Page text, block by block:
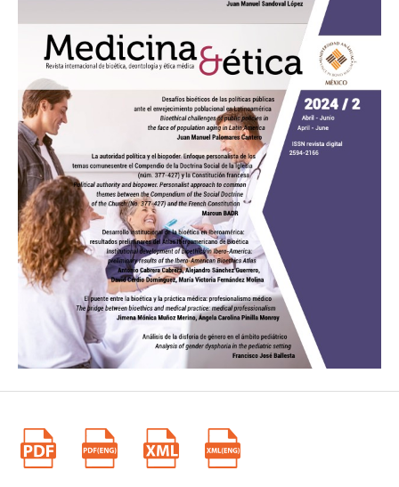
tes_Father_of_Medicine_and_Medical_Ethics
Patiño J. El juramento hipocrático. Rev Colomb Cir. 2005
[consultado 27 de octubre de 2023]; 20(2): 62-64. Disponible en:
http://www.scielo.org.co/scielo.php?
script=sci_arttext&pid=S2011-75822005000200001
Herranz G. Juramento Hipocrático [Internet]. Pamplona, Navarra.
España: Unidad de Humanidades y Ética Médica, Universidad de
Navarra; 2002 [consultado 27 de octubre de 2023]. Disponible en:
https://www.unav.edu/web/unidad-de-humanidades-y-etica-
medica/material-de-bioetica/juramento-hipocratico#gsc.tab=0
Sgreccia, E. Manual de Bioética. Tomo I. Fundamentos y ética
biomédica. 1a ed. Madrid: Biblioteca de Autores Cristianos; 2009:
Rodríguez B. Juro por Apolo. Thamyris, n. s. 2010 [consultado 27
Gargantilla P, Arroyo N, Pintor E. ¿Higiea o Panacea?. FEM. 2015
[consultado 28 de octubre de 2023]; 18(6):373. Disponible en: